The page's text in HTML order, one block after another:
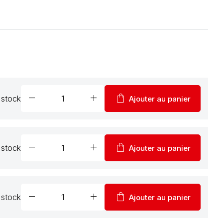
stock remove add shopping_bag Ajouter au panier
stock remove add shopping_bag Ajouter au panier
stock remove add shopping_bag Ajouter au panier